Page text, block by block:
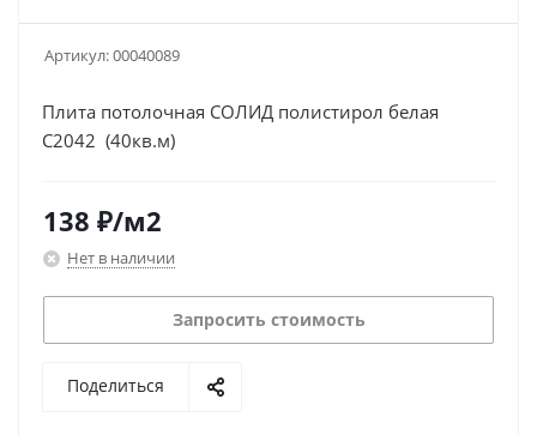
Артикул:00040089
Плита потолочная СОЛИД полистирол белая
С2042 (40кв.м)
138 ₽/м2
Нет в наличии
Запросить стоимость
Поделиться